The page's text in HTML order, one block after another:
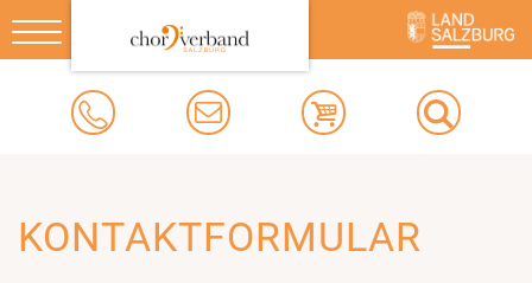
Toggle
navigation
KONTAKTFORMULAR